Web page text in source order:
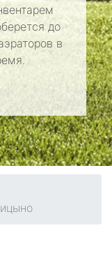
до
в